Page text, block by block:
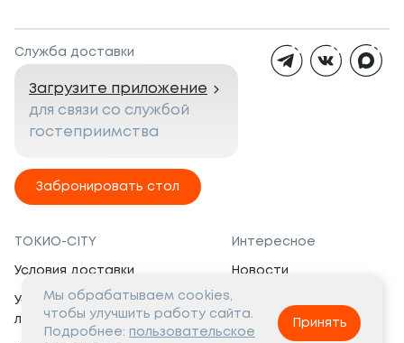
Служба доставки
Загрузите приложение
для связи со службой
гостеприимства
Забронировать стол
ТОКИО-CITY
Условия доставки
Условия программы
лояльности
Интересное
Новости
Вакансии
Социальная жизнь
Мы обрабатываем cookies,
чтобы улучшить работу сайта.
Подробнее: пользовательское
Принять